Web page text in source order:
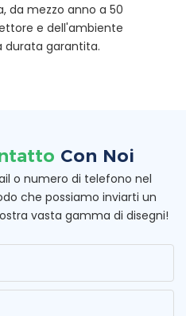
da mezzo anno a 50
e dell'ambiente
durata garantita.
Con Noi
o numero di telefono nel
che possiamo inviarti un
vasta gamma di disegni!